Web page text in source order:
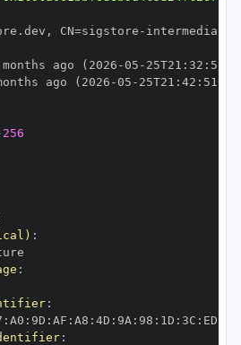
, CN=sigstore -
ago (2026 -05 - 25T21 : 32 :
ago (2026 -05 - 25T21 : 42 : 51+00
256
:
:
:
: A0 : 9D : AF : A8 : 4D : 9A : 98 : 1D : 3C : ED
: